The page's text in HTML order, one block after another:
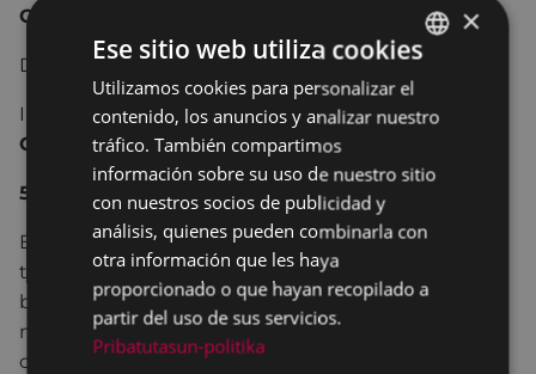
GLÚ GLÚ PRODUCCIONES
Dirección:Galder Perez
Intérpretes:Ugaitz Alegria, Ylenia Baglietto,
Gabriel Ocina
5€
El cuento clásico de loshermanos Grimmen
teatro.
Hansel y Greteltras estar perdidos en el
bosque llegan a la casita de chocolate donde la
malvada bruja los encerrará con la intención de
comerlos. Esta adaptación del clásico cuento trata
BASQUE
SPANISH
×
Ese sitio web utiliza cookies
Utilizamos cookies para personalizar el
contenido, los anuncios y analizar nuestro
tráfico. También compartimos
información sobre su uso de nuestro sitio
con nuestros socios de publicidad y
análisis, quienes pueden combinarla con
otra información que les haya
proporcionado o que hayan recopilado a
partir del uso de sus servicios.
Pribatutasun-politika